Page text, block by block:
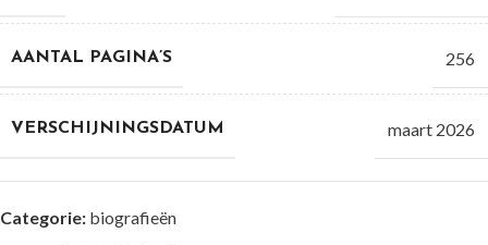
AANTAL PAGINA’S 256
VERSCHIJNINGSDATUM maart 2026
Categorie: biografieën